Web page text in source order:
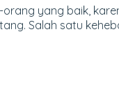
yang baik,
Salah satu